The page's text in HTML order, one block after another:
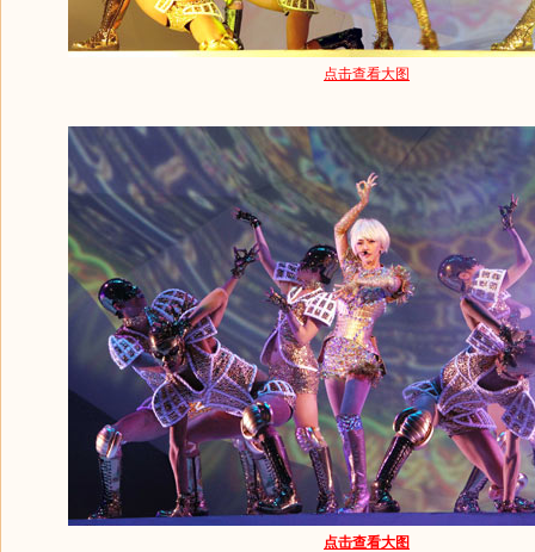
点击查看大图
点击查看大图